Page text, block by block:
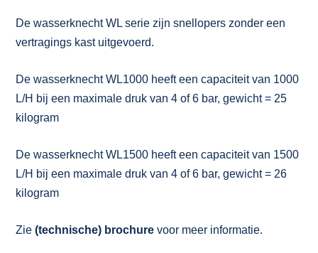
De wasserknecht WL serie zijn snellopers zonder een
vertragings kast uitgevoerd.
De wasserknecht WL1000 heeft een capaciteit van 1000
L/H bij een maximale druk van 4 of 6 bar, gewicht = 25
kilogram
De wasserknecht WL1500 heeft een capaciteit van 1500
L/H bij een maximale druk van 4 of 6 bar, gewicht = 26
kilogram
Zie (technische) brochure voor meer informatie.